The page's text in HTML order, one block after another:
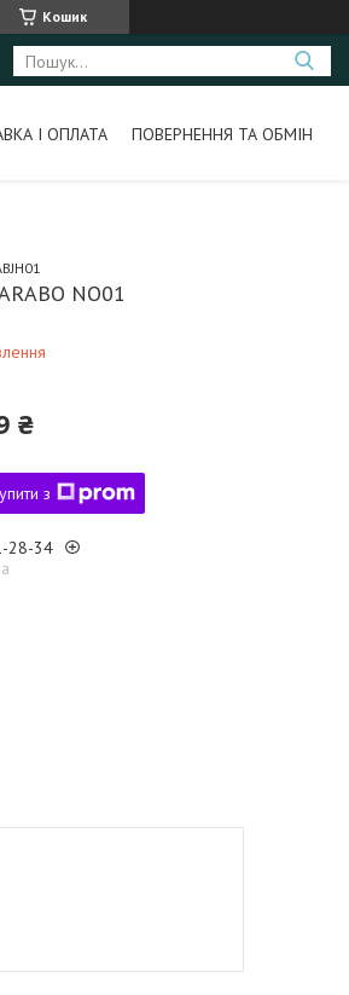
Кошик
І ОПЛАТА ПОВЕРНЕННЯ ТА ОБМІН
NO01
₴
з
28-34